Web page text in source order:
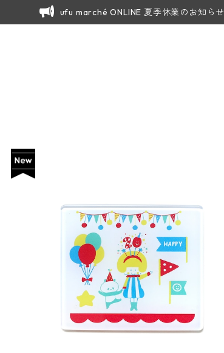
ufu marché ONLINE 夏季休業のお知らせ